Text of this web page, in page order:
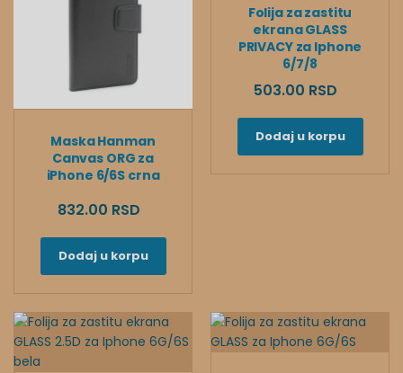
Maska Hanman
Canvas ORG za
iPhone 6/6S crna
832.00 RSD
Dodaj u korpu
Folija za zastitu
ekrana GLASS
PRIVACY za Iphone
6/7/8
503.00 RSD
Dodaj u korpu